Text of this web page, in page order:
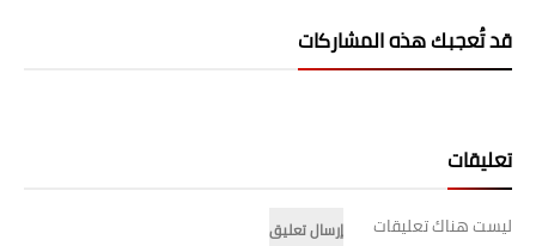
قد تُعجبك هذه المشاركات
تعليقات
ليست هناك تعليقات
إرسال تعليق